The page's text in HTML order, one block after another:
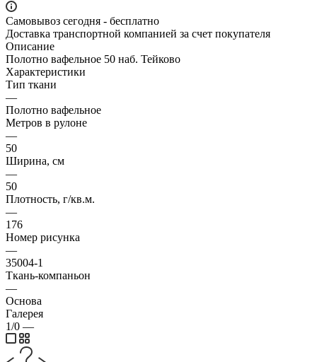
Самовывоз сегодня - бесплатно
Доставка транспортной компанией за счет покупателя
Описание
Полотно вафельное 50 наб. Тейково
Характеристики
Тип ткани
—
Полотно вафельное
Метров в рулоне
—
50
Ширина, см
—
50
Плотность, г/кв.м.
—
176
Номер рисунка
—
35004-1
Ткань-компаньон
—
Основа
Галерея
1/0 —